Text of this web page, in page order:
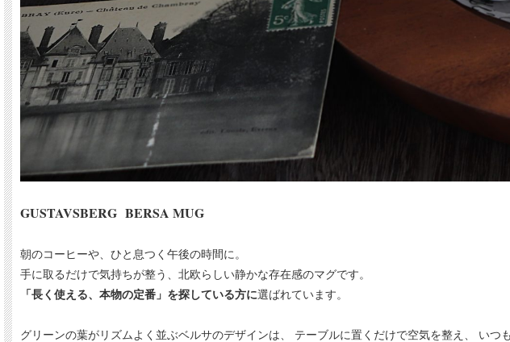
GUSTAVSBERG BERSA MUG
朝のコーヒーや、ひと息つく午後の時間に。
手に取るだけで気持ちが整う、北欧らしい静かな存在感のマグです。
「長く使える、本物の定番」を探している方に選ばれています。
グリーンの葉がリズムよく並ぶベルサのデザインは、 テーブルに置くだけで空気を整え、 いつ